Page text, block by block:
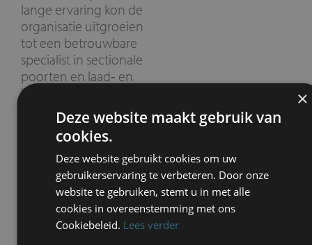
lange ervaring kon de
organisatie uitgroeien
tot een betrouwbare
specialist in sectionale
poorten en laad‑ en
losoplossingen, met
een sterke technische
basis en diepgaande
marktkennis.
Benieuwd hoe onze
visie en missie vandaag
voortbouwen op deze
oorsprong?
×
Deze website maakt gebruik van
cookies.
Deze website gebruikt cookies om uw
gebruikerservaring te verbeteren. Door onze
website te gebruiken, stemt u in met alle
cookies in overeenstemming met ons
Cookiebeleid. Lees verder